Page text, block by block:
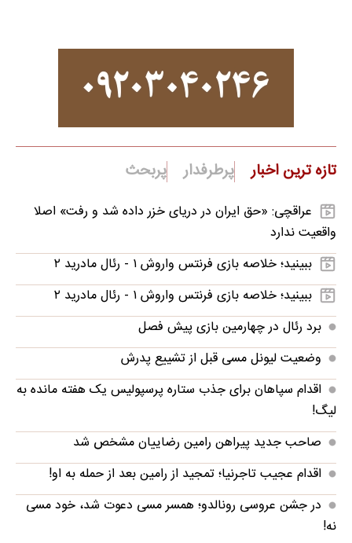
تازه ترین اخبار پرطرفدار پربحث
عراقچی: «حق ایران در دریای خزر داده شد و رفت» اصلا
واقعیت ندارد
ببینید؛ خلاصه بازی فرنتس واروش ۱ - رئال مادرید ۲
ببینید؛ خلاصه بازی فرنتس واروش ۱ - رئال مادرید ۲
برد رئال در چهارمین بازی پیش فصل
وضعیت لیونل مسی قبل از تشییع پدرش
اقدام سپاهان برای جذب ستاره پرسپولیس یک هفته مانده به
لیگ!
صاحب جدید پیراهن رامین رضاییان مشخص شد
اقدام عجیب تاجرنیا؛ تمجید از رامین بعد از حمله به او!
در جشن عروسی رونالدو؛ همسر مسی دعوت شد، خود مسی
نه!